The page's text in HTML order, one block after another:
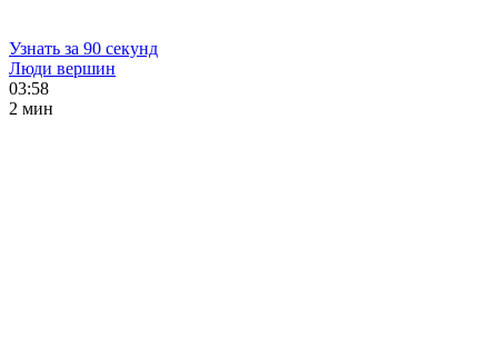
Узнать за 90 секунд
Люди вершин
03:58
2 мин